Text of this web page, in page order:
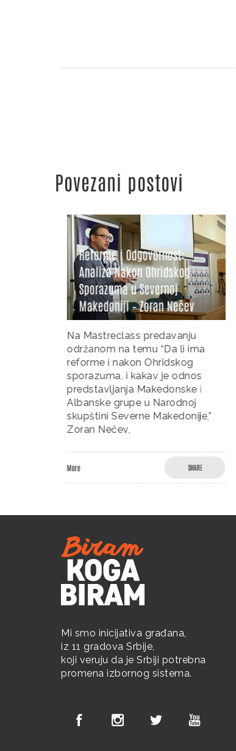
Povezani postovi
Reforme i Odgovornost:
Analiza Nakon Ohridskog
Sporazuma u Severnoj
Makedoniji – Zoran Nečev
Na Mastreclass predavanju
održanom na temu “Da li ima
reforme i nakon Ohridskog
sporazuma, i kakav je odnos
predstavljanja Makedonske i
Albanske grupe u Narodnoj
skupštini Severne Makedonije,”
Zoran Nečev,
More SHARE
Mi smo inicijativa građana,
iz 11 gradova Srbije,
koji veruju da je Srbiji potrebna
promena izbornog sistema.